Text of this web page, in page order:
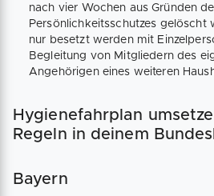
nach vier Wochen aus Gründen
Persönlichkeitsschutzes gelöscht
nur besetzt werden mit
Begleitung von Mitgliedern des
Angehörigen eines weiteren
Hygienefahrplan
Regeln in deinem
Bayern